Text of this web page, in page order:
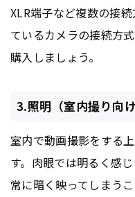
XLR端子など複数の接
ているカメラの接続方
購入しましょう。
3.照明（室内撮り向け
室内で動画撮影をする
す。肉眼では明るく感
常に暗く映ってしまう